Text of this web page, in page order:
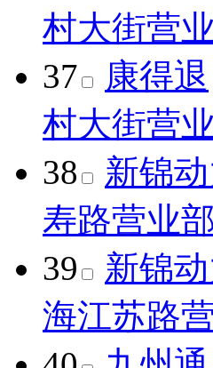
村大街营
37
康得退
村大街营
38
新锦动
寿路营业部
39
新锦动
海江苏路